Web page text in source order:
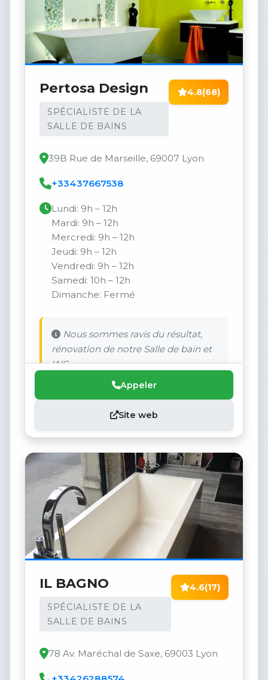
Pertosa Design
SPÉCIALISTE DE LA
SALLE DE BAINS
4.8(68)
39B Rue de Marseille, 69007 Lyon
+33437667538
Lundi: 9h – 12h
Mardi: 9h – 12h
Mercredi: 9h – 12h
Jeudi: 9h – 12h
Vendredi: 9h – 12h
Samedi: 10h – 12h
Dimanche: Fermé
Nous sommes ravis du résultat,
rénovation de notre Salle de bain et
WC.
Appeler
Site web
IL BAGNO
SPÉCIALISTE DE LA
SALLE DE BAINS
4.6(17)
78 Av. Maréchal de Saxe, 69003 Lyon